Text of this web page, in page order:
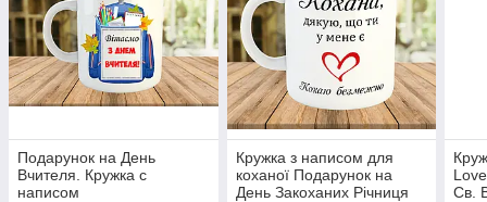
Подарунок на День
Вчителя. Кружка с
написом
Кружка з написом для
коханої Подарунок на
День Закоханих Річниця
Св.